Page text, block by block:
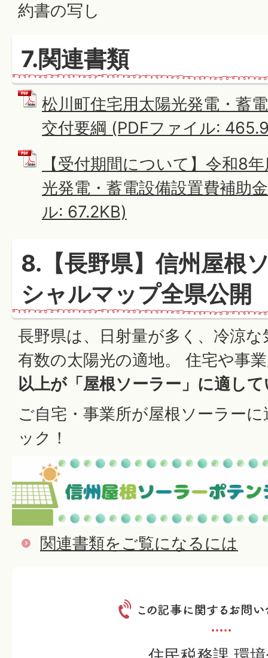
約書の写し
7.関連書類
松川町住宅用太陽光発電・蓄
交付要綱 (PDFファイル:
【受付期間について】令和8
光発電・蓄電設備設置費補助
ル: 67.2KB)
8.【長野県】信州屋根
シャルマップ全県公開
長野県は、日射量が多く、冷涼
有数の太陽光の適地。 住宅や事
以上が「屋根ソーラー」に適し
ご自宅・事業所が屋根ソーラー
ック！
関連書類をご覧になるには